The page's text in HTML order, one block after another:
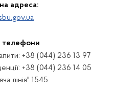
адреса:
телефони
+38 (044) 236 13 97
+38 (044) 236 14 05
лінія" 1545